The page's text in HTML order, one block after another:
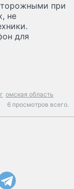
при
не
для
омская область
6 просмотров всего.